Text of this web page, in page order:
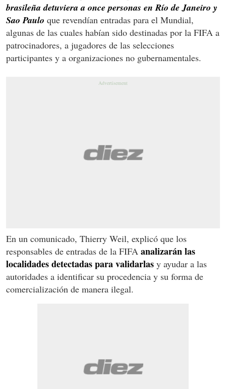
brasileña detuviera a once personas en Río de Janeiro y
Sao Paulo que revendían entradas para el Mundial,
algunas de las cuales habían sido destinadas por la FIFA a
patrocinadores, a jugadores de las selecciones
participantes y a organizaciones no gubernamentales.
En un comunicado, Thierry Weil, explicó que los
responsables de entradas de la FIFA analizarán las
localidades detectadas para validarlas y ayudar a las
autoridades a identificar su procedencia y su forma de
comercialización de manera ilegal.